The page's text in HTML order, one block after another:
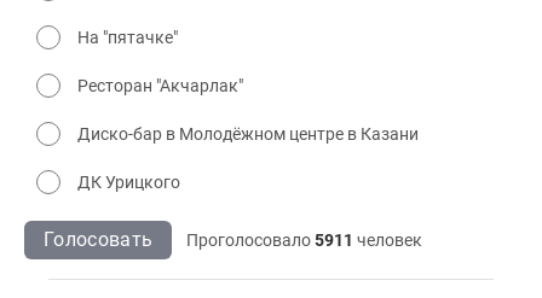
На "пятачке"
Ресторан "Акчарлак"
Диско-бар в Молодёжном центре в Казани
ДК Урицкого
Голосовать Проголосовало5911 человек